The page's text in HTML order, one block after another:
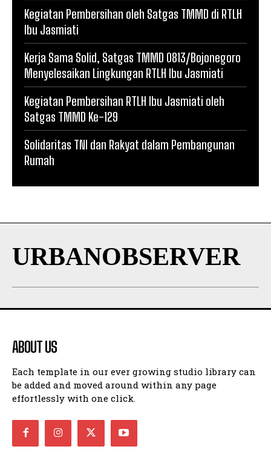
Kegiatan Pembersihan oleh Satgas TMMD di RTLH
Ibu Jasmiati
Kerja Sama Solid, Satgas TMMD 0813/Bojonegoro
Menyelesaikan Lingkungan RTLH Ibu Jasmiati
Kegiatan Pembersihan RTLH Ibu Jasmiati oleh
Satgas TMMD Ke-129
Solidaritas TNI dan Rakyat dalam Pembangunan
Rumah
URBANOBSERVER
ABOUT US
Each template in our ever growing studio library can
be added and moved around within any page
effortlessly with one click.